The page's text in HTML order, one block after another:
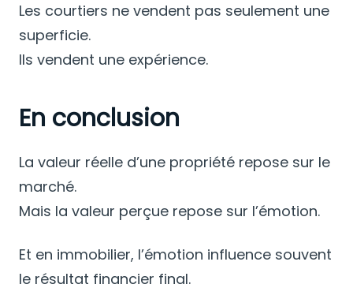
Les courtiers ne vendent pas seulement une
superficie.
Ils vendent une expérience.
En conclusion
La valeur réelle d’une propriété repose sur le
marché.
Mais la valeur perçue repose sur l’émotion.
Et en immobilier, l’émotion influence souvent
le résultat financier final.